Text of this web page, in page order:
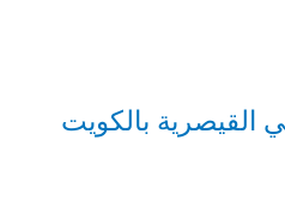
بالكويت